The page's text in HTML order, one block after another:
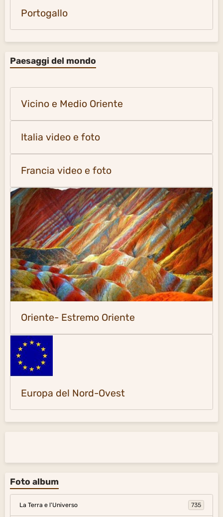
Portogallo
Paesaggi del mondo
Vicino e Medio Oriente
Italia video e foto
Francia video e foto
Oriente- Estremo Oriente
Europa del Nord-Ovest
Foto album
La Terra e l'Universo 735